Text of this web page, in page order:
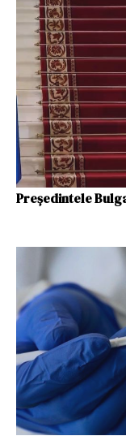
Preşedintele